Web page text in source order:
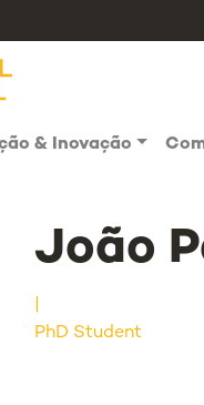
& Inovação
João
PhD Student